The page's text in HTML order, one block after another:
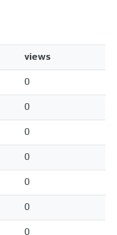
views
0
0
0
0
0
0